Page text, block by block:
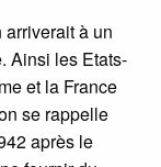
à un
Ainsi les Etats-
et la France
se rappelle
après le